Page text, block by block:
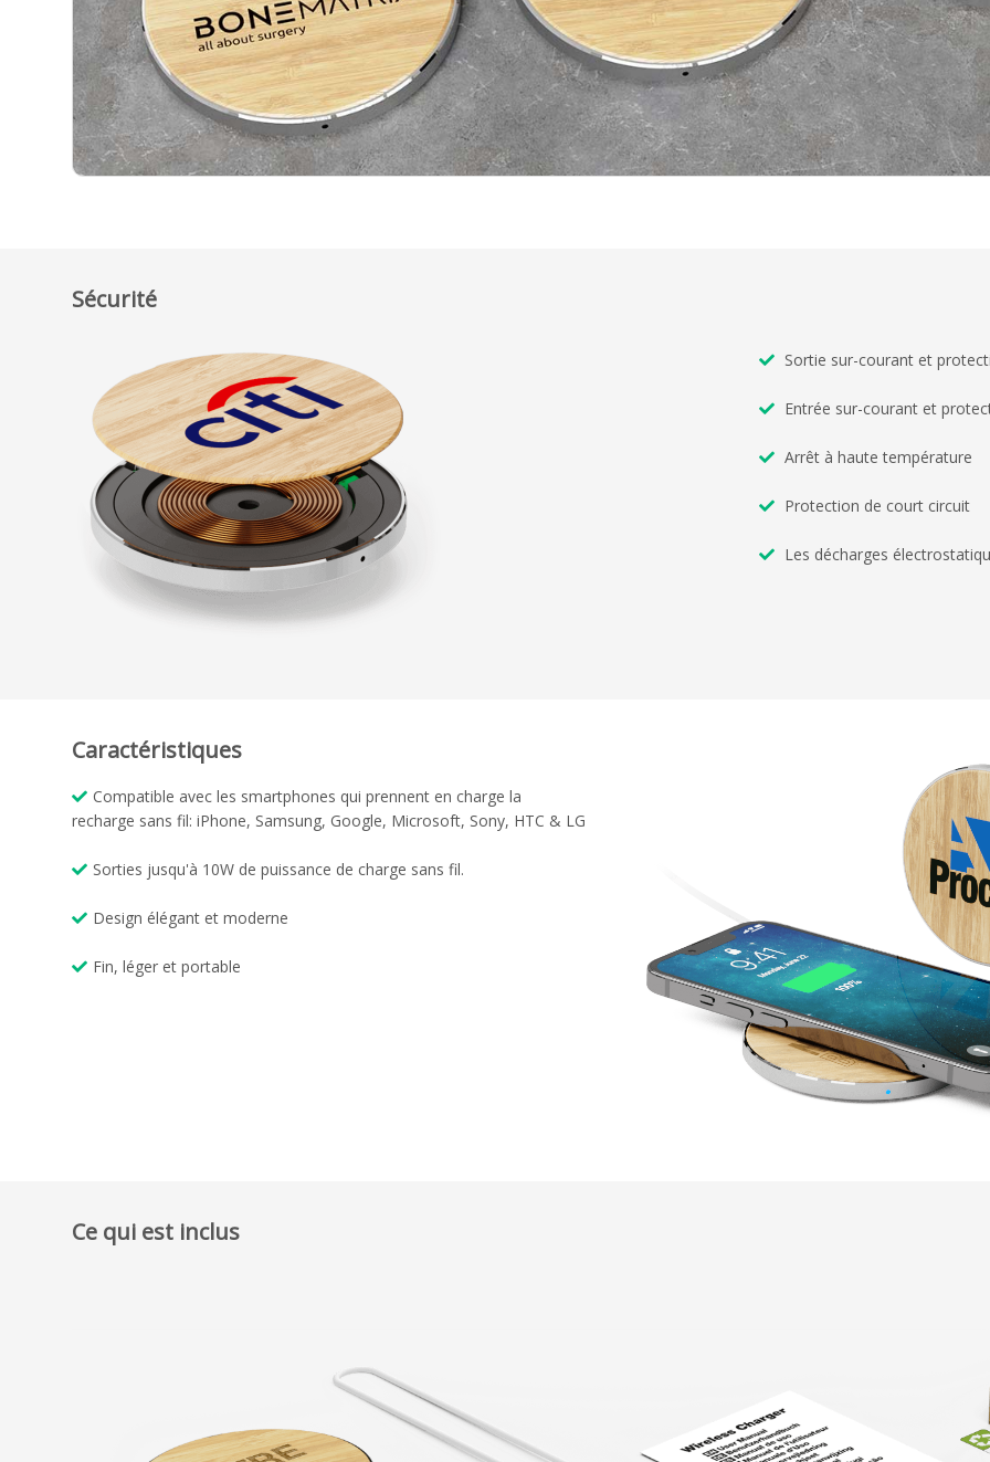
Sécurité
Sortie sur-courant et
Entrée sur-courant et
Arrêt à haute température
Protection de court circuit
Les décharges
Caractéristiques
Compatible avec les smartphones qui prennent en charge la
recharge sans fil: iPhone, Samsung, Google, Microsoft, Sony, HTC & LG
Sorties jusqu'à 10W de puissance de charge sans fil.
Design élégant et moderne
Fin, léger et portable
Ce qui est inclus